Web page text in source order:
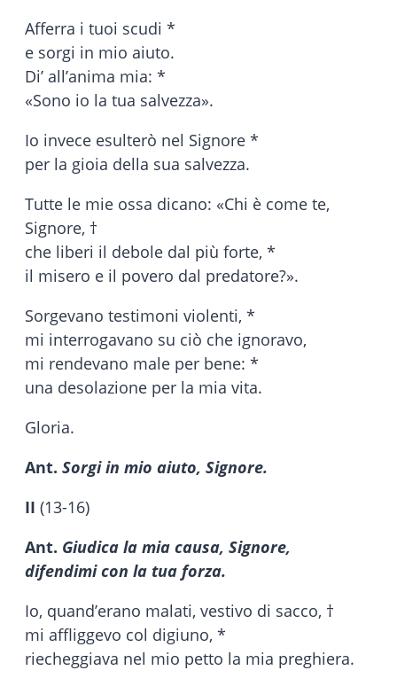
Afferra i tuoi scudi *
e sorgi in mio aiuto.
Di’ all’anima mia: *
«Sono io la tua salvezza».
Io invece esulterò nel Signore *
per la gioia della sua salvezza.
Tutte le mie ossa dicano: «Chi è come te,
Signore, †
che liberi il debole dal più forte, *
il misero e il povero dal predatore?».
Sorgevano testimoni violenti, *
mi interrogavano su ciò che ignoravo,
mi rendevano male per bene: *
una desolazione per la mia vita.
Gloria.
Ant. Sorgi in mio aiuto, Signore.
II (13-16)
Ant. Giudica la mia causa, Signore,
difendimi con la tua forza.
Io, quand’erano malati, vestivo di sacco, †
mi affliggevo col digiuno, *
riecheggiava nel mio petto la mia preghiera.